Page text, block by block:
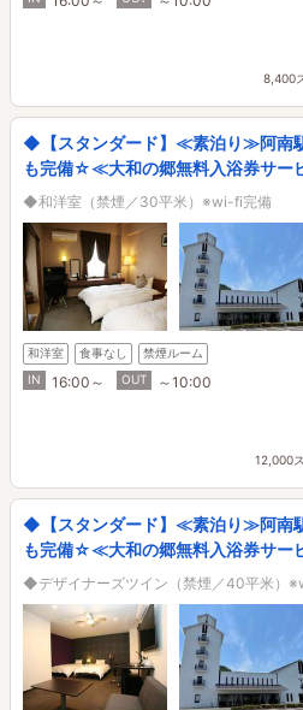
8,400
◆【スタンダード】≪素泊り≫阿南
も完備☆≪大和の郷無料入浴券サー
◆和洋室（禁煙／30平米）※wi-fi完備
和洋室 食事なし
禁煙ルーム
IN
16:00～ OUT ～10:00
12,000
◆【スタンダード】≪素泊り≫阿南
も完備☆≪大和の郷無料入浴券サー
◆デザイナーズツイン（禁煙／40平米）